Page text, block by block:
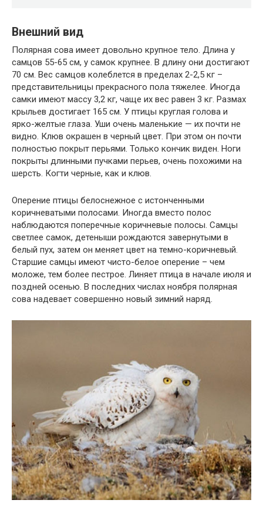
Внешний вид
Полярная сова имеет довольно крупное тело. Длина у
самцов 55-65 см, у самок крупнее. В длину они достигают
70 см. Вес самцов колеблется в пределах 2-2,5 кг –
представительницы прекрасного пола тяжелее. Иногда
самки имеют массу 3,2 кг, чаще их вес равен 3 кг. Размах
крыльев достигает 165 см. У птицы круглая голова и
ярко-желтые глаза. Уши очень маленькие — их почти не
видно. Клюв окрашен в черный цвет. При этом он почти
полностью покрыт перьями. Только кончик виден. Ноги
покрыты длинными пучками перьев, очень похожими на
шерсть. Когти черные, как и клюв.
Оперение птицы белоснежное с истонченными
коричневатыми полосами. Иногда вместо полос
наблюдаются поперечные коричневые полосы. Самцы
светлее самок, детеныши рождаются завернутыми в
белый пух, затем он меняет цвет на темно-коричневый.
Старшие самцы имеют чисто-белое оперение – чем
моложе, тем более пестрое. Линяет птица в начале июля и
поздней осенью. В последних числах ноября полярная
сова надевает совершенно новый зимний наряд.